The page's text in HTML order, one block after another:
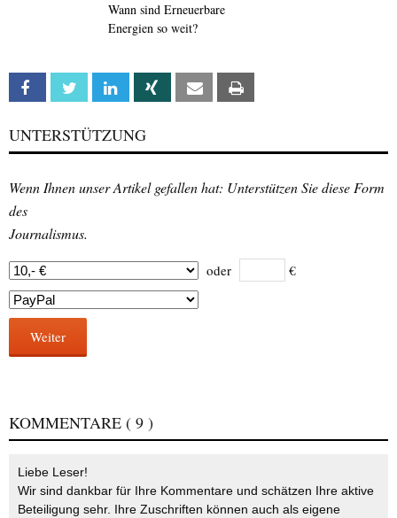
Wann sind Erneuerbare
Energien so weit?
Facebook Twitter Linkedin Xing Email
UNTERSTÜTZUNG
Wenn Ihnen unser Artikel gefallen hat: Unterstützen Sie diese Form
des
Journalismus.
oder €
Weiter
KOMMENTARE ( 9 )
Liebe Leser!
Wir sind dankbar für Ihre Kommentare und schätzen Ihre aktive
Beteiligung sehr. Ihre Zuschriften können auch als eigene